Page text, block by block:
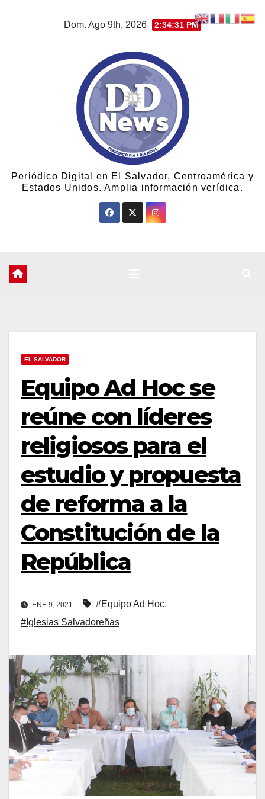
Dom. Ago 9th, 2026 2:34:32 PM
Periódico Digital en El Salvador, Centroamérica y
Estados Unidos. Amplia información verídica.
EL SALVADOR
Equipo Ad Hoc se
reúne con líderes
religiosos para el
estudio y propuesta
de reforma a la
Constitución de la
República
ENE 9, 2021 #Equipo Ad Hoc,
#Iglesias Salvadoreñas